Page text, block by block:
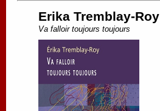
Erika Tremblay-Roy
Va falloir toujours toujours